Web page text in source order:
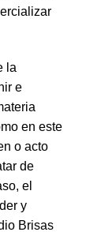
la
e
en este
o acto
de
el
y
Brisas